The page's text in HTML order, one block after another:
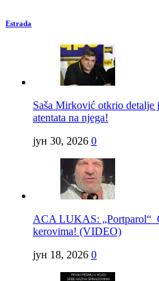
Estrada
Saša Mirković otkrio detalje
atentata na njega!
јун 30, 2026 0
ACA LUKAS: „Portparol“
kerovima! (VIDEO)
јун 18, 2026 0